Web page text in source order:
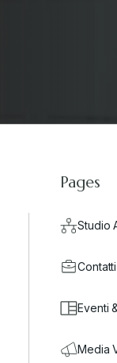
Pages
Studio
Contatti
Eventi
Media